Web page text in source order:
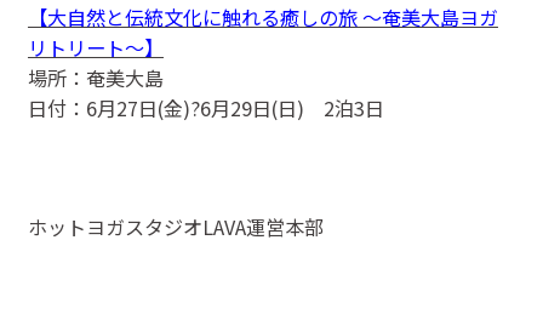
【大自然と伝統文化に触れる癒しの旅 ～奄美大島ヨガ
リトリート～】
場所：奄美大島
日付：6月27日(金)?6月29日(日) 2泊3日
ホットヨガスタジオLAVA運営本部